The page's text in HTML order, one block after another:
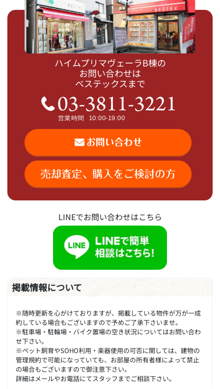
ハイムプリマヴェーラB棟の
お問い合わせは
ベステックスまで
LINEでお問い合わせはこちら
掲載情報について
※随時更新を心がけておりますが、掲載している物件が万が一成
約している場合もございますので予めご了承下さいませ。
※駐車場・駐輪場・バイク置場の空き状況についてはお問い合わ
せ下さい。
※ペット飼育やSOHO利用・楽器使用の可否に関しては、建物の
管理規約で可能になっていても、お部屋の所有者様によって禁止
の場合もございますので御注意下さい。
詳細はメールやお電話にてスタッフまでご相談下さい。